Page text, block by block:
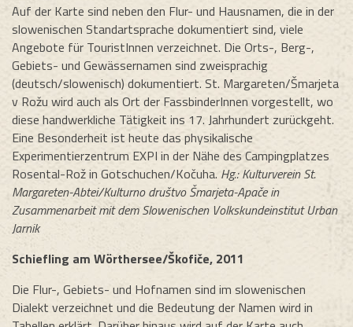
Auf der Karte sind neben den Flur- und Hausnamen, die in der
slowenischen Standartsprache dokumentiert sind, viele
Angebote für TouristInnen verzeichnet. Die Orts-, Berg-,
Gebiets- und Gewässernamen sind zweisprachig
(deutsch/slowenisch) dokumentiert. St. Margareten/Šmarjeta
v Rožu wird auch als Ort der FassbinderInnen vorgestellt, wo
diese handwerkliche Tätigkeit ins 17. Jahrhundert zurückgeht.
Eine Besonderheit ist heute das physikalische
Experimentierzentrum EXPI in der Nähe des Campingplatzes
Rosental-Rož in Gotschuchen/Kočuha. Hg.: Kulturverein St.
Margareten-Abtei/Kulturno društvo Šmarjeta-Apače in
Zusammenarbeit mit dem Slowenischen Volkskundeinstitut Urban
Jarnik
Schiefling am Wörthersee/Škofiče, 2011
Die Flur-, Gebiets- und Hofnamen sind im slowenischen
Dialekt verzeichnet und die Bedeutung der Namen wird in